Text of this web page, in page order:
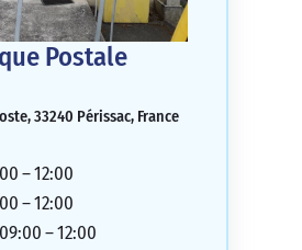
Postale
33240 Périssac, France
– 12:00
– 12:00
– 12:00